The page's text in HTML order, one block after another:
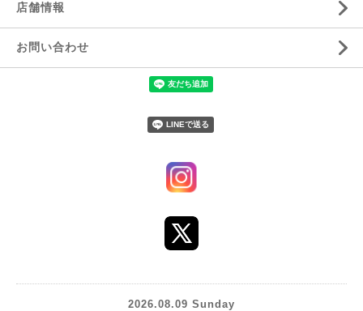
店舗情報
お問い合わせ
2026.08.09 Sunday